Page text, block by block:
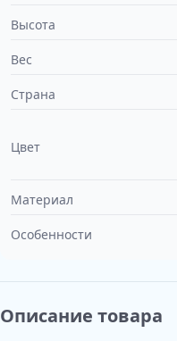
Высота
Вес
Страна
Цвет
Материал
Особенности
Описание товара